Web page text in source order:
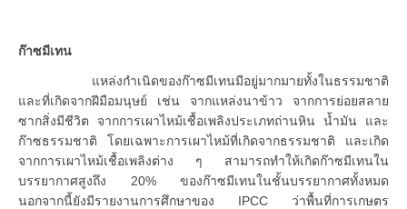
ก๊าซมีเทน
แหล่งกำเนิดของก๊าซมีเทนมีอยู่มากมายทั้งในธรรมชาติ
และที่เกิดจากฝีมือมนุษย์ เช่น จากแหล่งนาข้าว จากการย่อยสลาย
ซากสิ่งมีชีวิต จากการเผาไหม้เชื้อเพลิงประเภทถ่านหิน น้ำมัน และ
ก๊าซธรรมชาติ โดยเฉพาะการเผาไหม้ที่เกิดจากธรรมชาติ และเกิด
จากการเผาไหม้เชื้อเพลิงต่าง ๆ สามารถทำให้เกิดก๊าซมีเทนใน
บรรยากาศสูงถึง 20% ของก๊าซมีเทนในชั้นบรรยากาศทั้งหมด
นอกจากนี้ยังมีรายงานการศึกษาของ IPCC ว่าพื้นที่การเกษตร